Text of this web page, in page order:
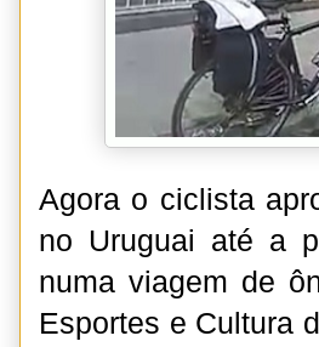
Agora o ciclista
no Uruguai até a
numa viagem de
Esportes e Cultura